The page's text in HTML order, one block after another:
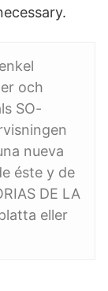
och
SO-
nueva
éste y de
DE LA
eller